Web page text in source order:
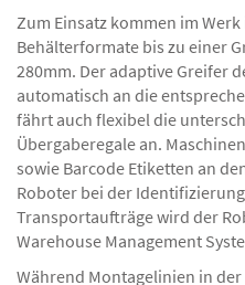
Zum Einsatz kommen im
Behälterformate bis zu einer
280mm. Der adaptive Greifer
automatisch an die
fährt auch flexibel die
Übergaberegale an.
sowie Barcode Etiketten an
Roboter bei der
Transportaufträge wird der
Warehouse Management
Während Montagelinien in